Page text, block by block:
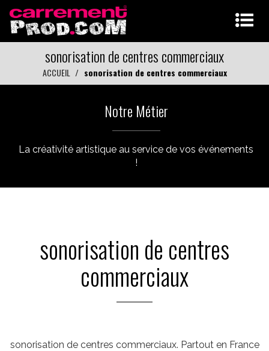
sonorisation de centres commerciaux
ACCUEIL sonorisation de centres commerciaux
Notre Métier
La créativité artistique au service de vos événements
!
sonorisation de centres
commerciaux
sonorisation de centres commerciaux. Partout en France